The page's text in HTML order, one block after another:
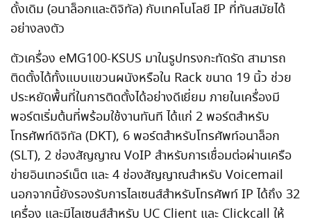
ดั้งเดิม (อนาล็อกและดิจิทัล) กับเทคโนโลยี IP ที่ทันสมัยได้
อย่างลงตัว
ตัวเครื่อง eMG100-KSUS มาในรูปทรงกะทัดรัด สามารถ
ติดตั้งได้ทั้งแบบแขวนผนังหรือใน Rack ขนาด 19 นิ้ว ช่วย
ประหยัดพื้นที่ในการติดตั้งได้อย่างดีเยี่ยม ภายในเครื่องมี
พอร์ตเริ่มต้นที่พร้อมใช้งานทันที ได้แก่ 2 พอร์ตสำหรับ
โทรศัพท์ดิจิทัล (DKT), 6 พอร์ตสำหรับโทรศัพท์อนาล็อก
(SLT), 2 ช่องสัญญาณ VoIP สำหรับการเชื่อมต่อผ่านเครือ
ข่ายอินเทอร์เน็ต และ 4 ช่องสัญญาณสำหรับ Voicemail
นอกจากนี้ยังรองรับการไลเซนส์สำหรับโทรศัพท์ IP ได้ถึง 32
เครื่อง และมีไลเซนส์สำหรับ UC Client และ Clickcall ให้